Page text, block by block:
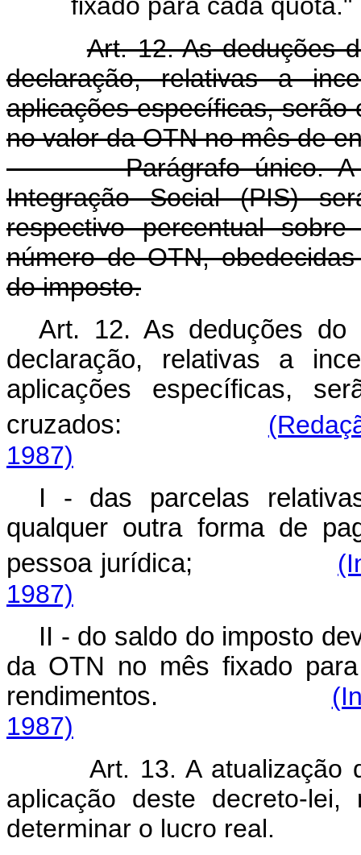
Art. 12. As deduções
declaração, relativas a
aplicações específicas, serão
no valor da OTN no mês de
Parágrafo único. A
Integração Social (PIS)
respectivo percentual
número de OTN,
do imposto.
Art. 12. As deduções do
declaração, relativas a
aplicações específicas,
cruzados:
1987)
I - das parcelas
qualquer outra forma de
pessoa jurídica;
1987)
II - do saldo do imposto
da OTN no mês fixado
rendimentos.
1987)
Art. 13. A atualização
aplicação deste decreto-
determinar o lucro real.